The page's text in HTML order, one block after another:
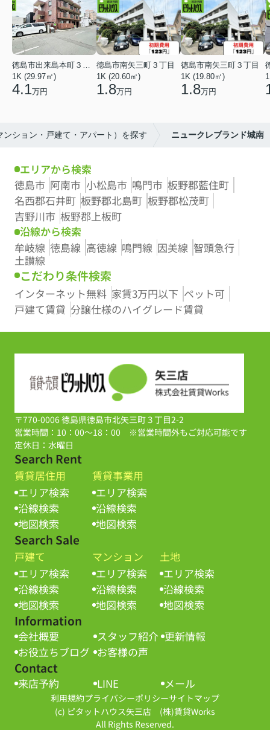
1K (29.97㎡)
4.1万円
徳島市南矢三町３丁目
1K (20.60㎡)
1.8万円
徳島市南矢三町３丁目
1K (19.80㎡)
1.8万円
ション・戸建て・アパート）を探す ニュークレブランド城南
エリアから検索
徳島市 阿南市 小松島市 鳴門市 板野郡藍住町
名西郡石井町 板野郡北島町 板野郡松茂町
吉野川市 板野郡上板町
沿線から検索
牟岐線 徳島線 高徳線 鳴門線 因美線 智頭急行
土讃線
こだわり条件検索
インターネット無料 家賃3万円以下 ペット可
戸建て賃貸 分譲仕様のハイグレード賃貸
〒770-0006 徳島県徳島市北矢三町３丁目2-2
営業時間：10：00～18：00 ※営業時間外もご対応可能です
定休日：水曜日
Search Rent
賃貸居住用
エリア検索
沿線検索
地図検索
賃貸事業用
エリア検索
沿線検索
地図検索
Search Sale
戸建て
エリア検索
沿線検索
地図検索
マンション
エリア検索
沿線検索
地図検索
土地
エリア検索
沿線検索
地図検索
Information
会社概要 スタッフ紹介 更新情報
お役立ちブログ お客様の声
Contact
来店予約 LINE メール
利用規約プライバシーポリシーサイトマップ
(c) ピタットハウス矢三店 (株)賃貸Works
All Rights Reserved.